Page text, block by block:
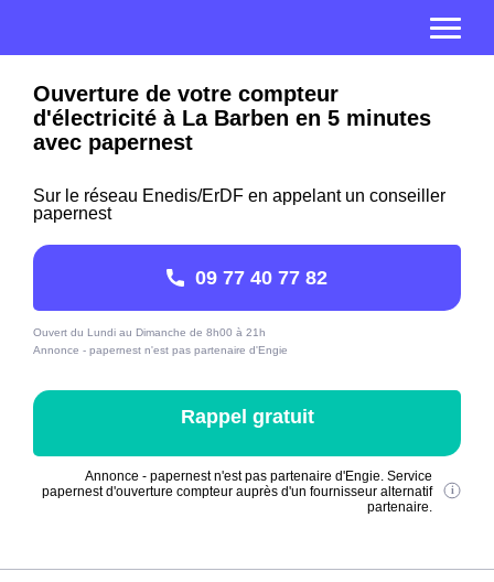
Ouverture de votre compteur
d'électricité à La Barben en 5 minutes
avec papernest
Sur le réseau Enedis/ErDF en appelant un conseiller
papernest
09 77 40 77 82
Ouvert du Lundi au Dimanche de 8h00 à 21h
Annonce - papernest n'est pas partenaire d'Engie
Rappel gratuit
Annonce - papernest n'est pas partenaire d'Engie. Service
papernest d'ouverture compteur auprès d'un fournisseur alternatif
partenaire.